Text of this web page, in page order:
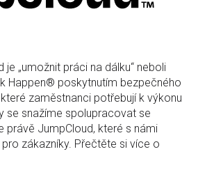
je „umožnit práci na dálku“ neboli
Happen® poskytnutím bezpečného
zaměstnanci potřebují k výkonu
se snažíme spolupracovat se
právě JumpCloud, které s námi
zákazníky. Přečtěte si více o